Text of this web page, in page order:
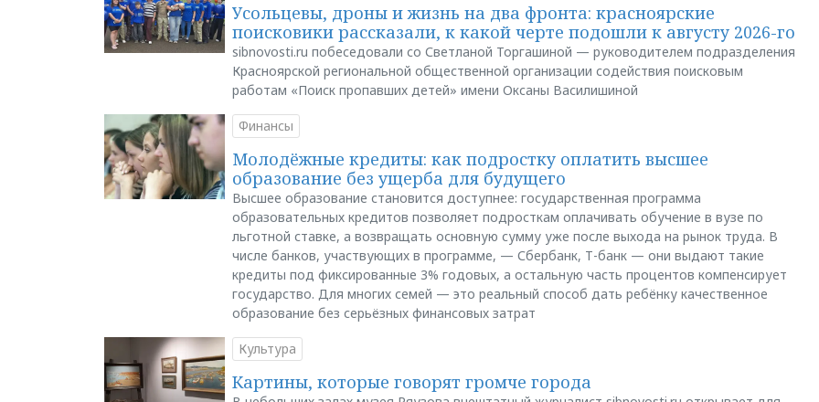
Усольцевы, дроны и жизнь на два фронта: красноярские
поисковики рассказали, к какой черте подошли к августу 2026-го
sibnovosti.ru побеседовали со Светланой Торгашиной — руководителем подразделения
Красноярской региональной общественной организации содействия поисковым
работам «Поиск пропавших детей» имени Оксаны Василишиной
Финансы
Молодёжные кредиты: как подростку оплатить высшее
образование без ущерба для будущего
Высшее образование становится доступнее: государственная программа
образовательных кредитов позволяет подросткам оплачивать обучение в вузе по
льготной ставке, а возвращать основную сумму уже после выхода на рынок труда. В
числе банков, участвующих в программе, — Сбербанк, Т-банк — они выдают такие
кредиты под фиксированные 3% годовых, а остальную часть процентов компенсирует
государство. Для многих семей — это реальный способ дать ребёнку качественное
образование без серьёзных финансовых затрат
Культура
Картины, которые говорят громче города